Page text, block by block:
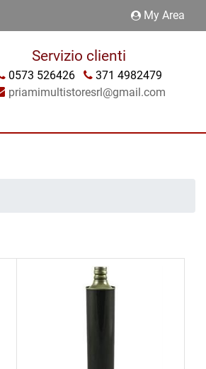
My Area
Servizio clienti
0573 526426
371 4982479
priamimultistoresrl@gmail.com